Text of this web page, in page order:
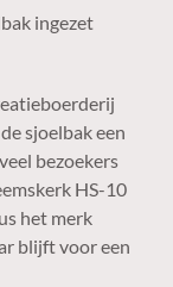
ingezet
sjoelbak een
bezoekers
HS-10
het merk
blijft voor een